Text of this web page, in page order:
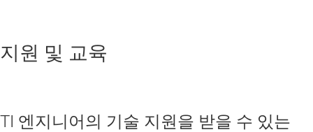
지원 및 교육
TI 엔지니어의 기술 지원을 받을 수 있는